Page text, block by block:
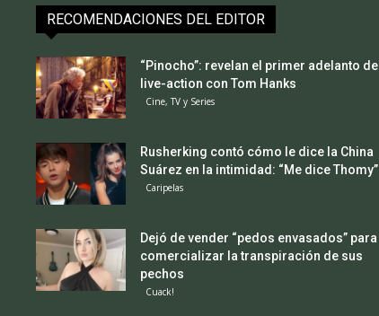
RECOMENDACIONES DEL EDITOR
“Pinocho”: revelan el primer adelanto del
live-action con Tom Hanks
Cine, TV y Series
Rusherking contó cómo le dice la China
Suárez en la intimidad: “Me dice Thomy”
Caripelas
Dejó de vender “pedos envasados” para
comercializar la transpiración de sus
pechos
Cuack!